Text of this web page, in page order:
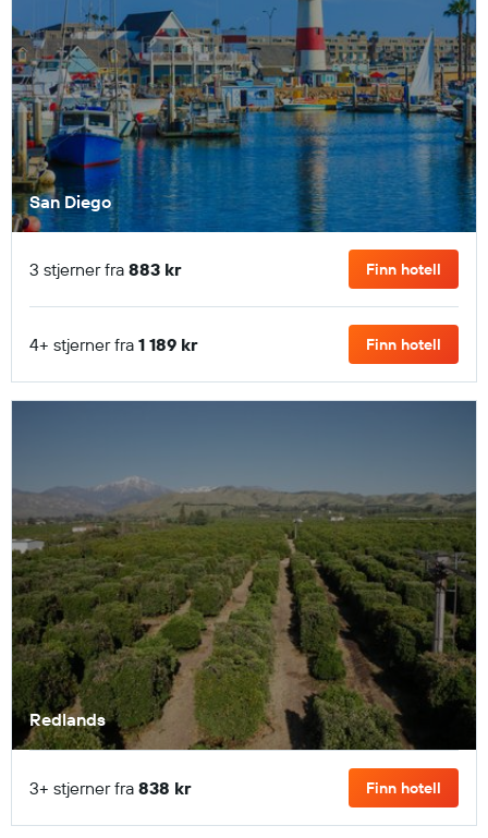
San Diego
3 stjerner fra 883 kr Finn hotell
4+ stjerner fra 1 189 kr Finn hotell
Redlands
3+ stjerner fra 838 kr Finn hotell